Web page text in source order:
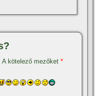
A kötelező mezőket*